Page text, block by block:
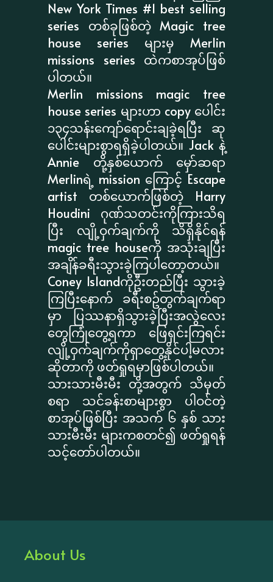
New York Times #1 best selling
series တစ်ခုဖြစ်တဲ့ Magic tree
house series များမှ Merlin
missions series ထဲကစာအုပ်ဖြစ်
ပါတယ်။
Merlin missions magic tree
house series များဟာ copy ပေါင်း
၁၃၄သန်းကျော်ရောင်းချခဲ့ရပြီး ဆု
ပေါင်းများစွာရရှိခဲ့ပါတယ်။ Jack နဲ့
Annie တို့နှစ်ယောက် မှော်ဆရာ
Merlinရဲ့ mission ကြောင့် Escape
artist တစ်ယောက်ဖြစ်တဲ့ Harry
Houdini ဂုဏ်သတင်းကိုကြားသိရ
ပြီး လျို့ဝှက်ချက်ကို သိရှိနိုင်ရန်
magic tree houseကို အသုံးချပြီး
အချိန်ခရီးသွားခဲ့ကြပါတော့တယ်။
Coney Islandကိုဦးတည်ပြီး သွားခဲ့
ကြပြီးနောက် ခရီးစဥ်တွက်ချက်ရာ
မှာ ပြဿနာရှိသွားခဲ့ပြီးအလွဲလေး
တွေကြုံတွေ့ရကာ ဖြေရှင်းကြရင်း
လျို့ဝှက်ချက်ကိုရှာတွေ့နိုင်ပါ့မလား
ဆိုတာကို ဖတ်ရှုရမှာဖြစ်ပါတယ်။
သားသားမီးမီး တို့အတွက် သိမှတ်
စရာ သင်ခန်းစာများစွာ ပါဝင်တဲ့
စာအုပ်ဖြစ်ပြီး အသက် ၆ နှစ် သား
သားမီးမီး များကစတင်၍ ဖတ်ရှုရန်
သင့်တော်ပါတယ်။
About Us